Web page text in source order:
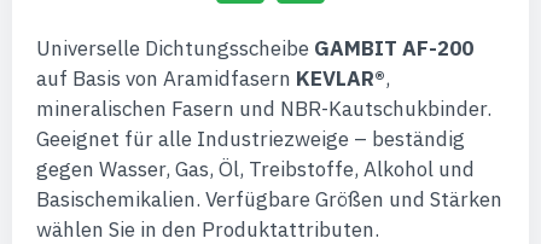
Universelle Dichtungsscheibe GAMBIT AF-200
auf Basis von Aramidfasern KEVLAR®,
mineralischen Fasern und NBR-Kautschukbinder.
Geeignet für alle Industriezweige – beständig
gegen Wasser, Gas, Öl, Treibstoffe, Alkohol und
Basischemikalien. Verfügbare Größen und Stärken
wählen Sie in den Produktattributen.